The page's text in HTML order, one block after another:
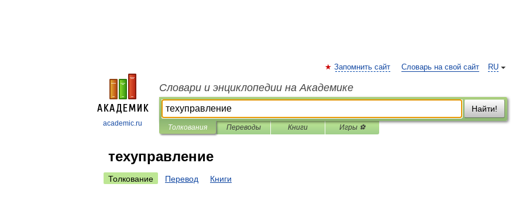
academic.ru
RU
Запомнить сайт Словарь на свой сайт
Словари и энциклопедии на Академике
Найти!
Толкования Переводы Книги Игры ⚽
техуправление
Толкование Перевод Книги